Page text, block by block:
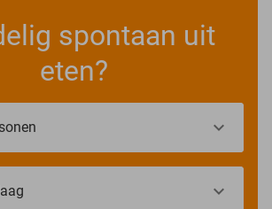
spontaan uit
eten?